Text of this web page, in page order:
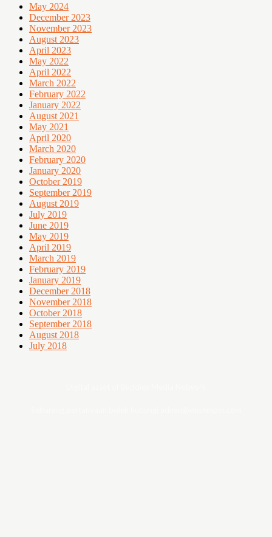
May 2024
December 2023
November 2023
August 2023
April 2023
May 2022
April 2022
March 2022
February 2022
January 2022
August 2021
May 2021
April 2020
March 2020
February 2020
January 2020
October 2019
September 2019
August 2019
July 2019
June 2019
May 2019
April 2019
March 2019
February 2019
January 2019
December 2018
November 2018
October 2018
September 2018
August 2018
July 2018